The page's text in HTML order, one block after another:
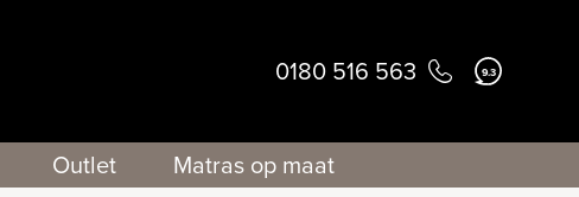
0180 516 563 9.3
Outlet Matras op maat